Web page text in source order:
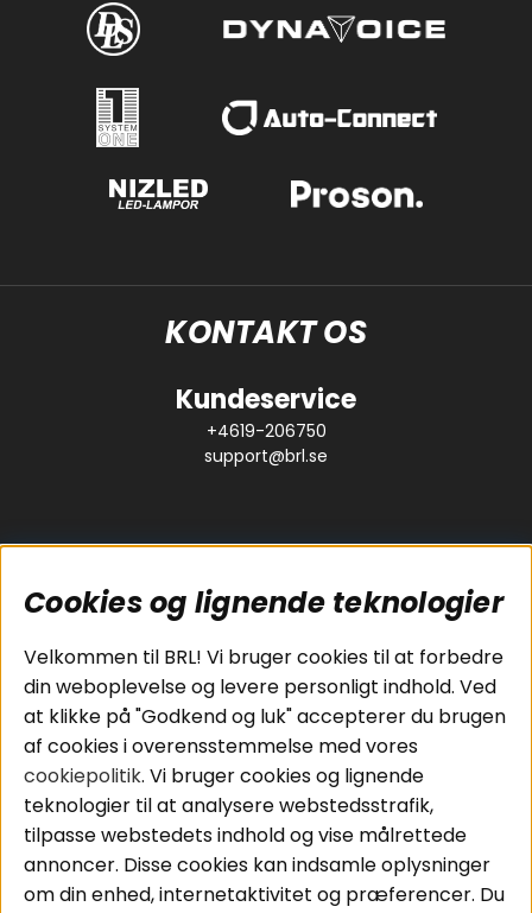
KONTAKT OS
Kundeservice
+4619-206750
support@brl.se
Populære sider
Pakkeløsninger
Bilstereo
Højttalere
Forstærker
Smartphone
Tilbehør
Kabler
Kundeservice
Cookies
Handelsbetingelser
Personvernpolicy
Service / Garanti /
Retur
Cookies og lignende teknologier
Velkommen til BRL! Vi bruger cookies til at forbedre
din weboplevelse og levere personligt indhold. Ved
at klikke på "Godkend og luk" accepterer du brugen
af cookies i overensstemmelse med vores
cookiepolitik. Vi bruger cookies og lignende
teknologier til at analysere webstedsstrafik,
tilpasse webstedets indhold og vise målrettede
annoncer. Disse cookies kan indsamle oplysninger
om din enhed, internetaktivitet og præferencer. Du